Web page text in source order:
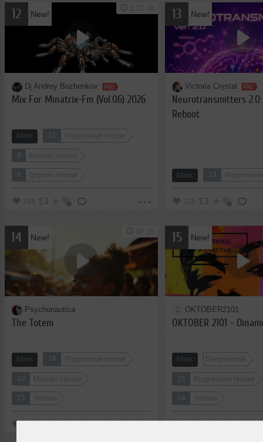
12 New!
Dj Andrey Bozhenkov
Mix For Minatrix-Fm (Vol.06) 2026
Микс 12 Progressive House
8 Melodic House
6 Organic House
154
1:13:46 13 New!
Victoria Crystal
Neurotransmitters
Reboot
Микс 13
135
14 New!
Psychonautica
The Totem
Микс Progressive House
10 Melodic House
13 Techno
57:15 15 New!
OKTOBER2101
OKTOBER 2101 -
Микс Deep House
15 Progressive House
14 Techno